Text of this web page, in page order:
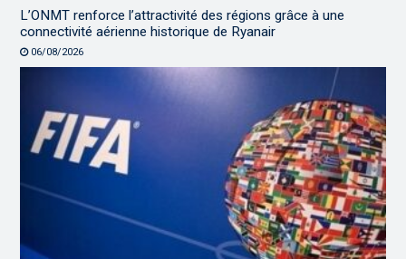
L’ONMT renforce l’attractivité des régions grâce à une
connectivité aérienne historique de Ryanair
06/08/2026